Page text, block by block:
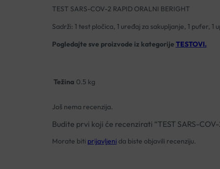
TEST SARS-COV-2 RAPID ORALNI BERIGHT
Sadrži: 1 test pločica, 1 uređaj za sakupljanje, 1 pufer,
Pogledajte sve proizvode iz kategorije TESTOVI.
Težina 0.5 kg
Još nema recenzija.
Budite prvi koji će recenzirati “TEST SARS-COV-
Morate biti prijavljeni da biste objavili recenziju.